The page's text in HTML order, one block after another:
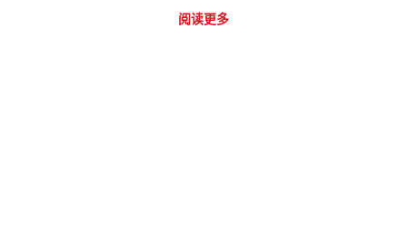
阅读更多